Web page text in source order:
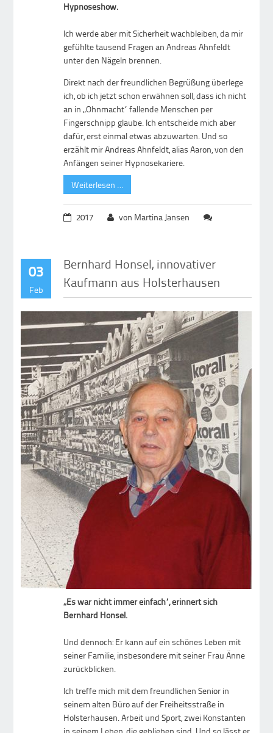
Hypnoseshow.
Ich werde aber mit Sicherheit wachbleiben, da mir
gefühlte tausend Fragen an Andreas Ahnfeldt
unter den Nägeln brennen.
Direkt nach der freundlichen Begrüßung überlege
ich, ob ich jetzt schon erwähnen soll, dass ich nicht
an in „Ohnmacht“ fallende Menschen per
Fingerschnipp glaube. Ich entscheide mich aber
dafür, erst einmal etwas abzuwarten. Und so
erzählt mir Andreas Ahnfeldt, alias Aaron, von den
Anfängen seiner Hypnosekariere.
Weiterlesen …
2017 von Martina Jansen
03
Feb
Bernhard Honsel, innovativer
Kaufmann aus Holsterhausen
„Es war nicht immer einfach“, erinnert sich
Bernhard Honsel.
Und dennoch: Er kann auf ein schönes Leben mit
seiner Familie, insbesondere mit seiner Frau Änne
zurückblicken.
Ich treffe mich mit dem freundlichen Senior in
seinem alten Büro auf der Freiheitsstraße in
Holsterhausen. Arbeit und Sport, zwei Konstanten